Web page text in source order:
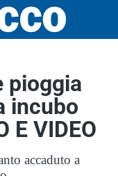
pioggia
incubo
E VIDEO
accaduto a